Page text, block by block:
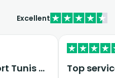
Excellent
transfert de l'aéroport Tunis vers… Top